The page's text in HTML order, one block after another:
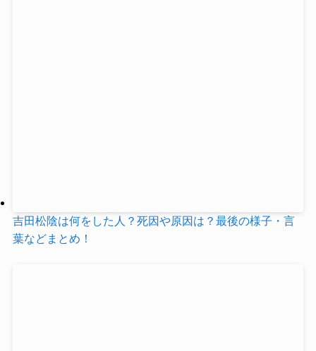
吉田松陰は何をした人？死因や原因は？最後の様子・言
葉などまとめ！